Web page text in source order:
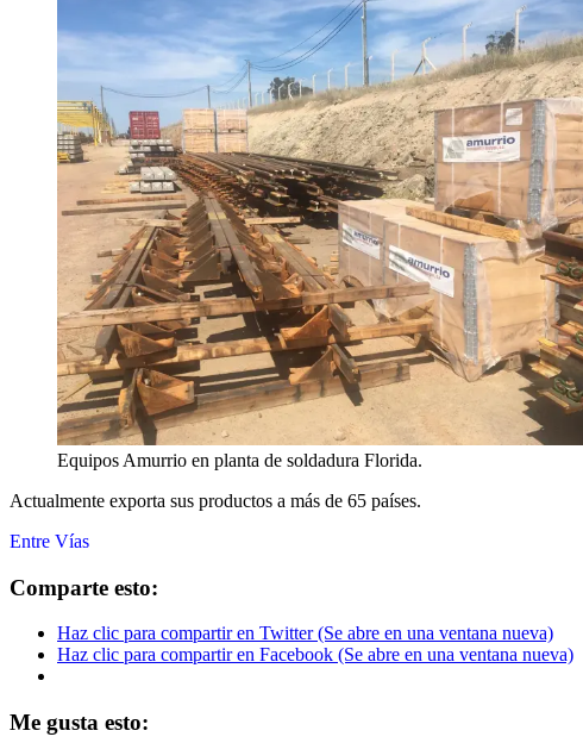
Equipos Amurrio en planta de soldadura Florida.
Actualmente exporta sus productos a más de 65 países.
Entre Vías
Comparte esto:
Haz clic para compartir en Twitter (Se abre en una ventana nueva)
Haz clic para compartir en Facebook (Se abre en una ventana nueva)
Me gusta esto: